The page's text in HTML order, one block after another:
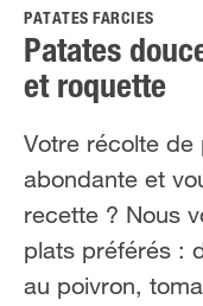
Qui sommes-nous?
NL FR
PATATES FARCIES
Patates
et roquette
Votre récolte
abondante et
recette ? Nous
plats préférés :
au poivron,